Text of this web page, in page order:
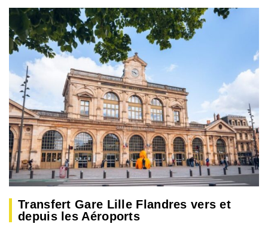
Transfert Gare Lille Flandres vers et
depuis les Aéroports